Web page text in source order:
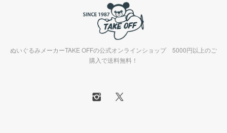
ぬいぐるみメーカーTAKE OFFの公式オンラインショップ 5000円以上のご
購入で送料無料！